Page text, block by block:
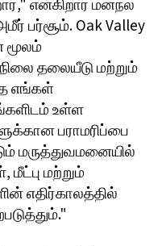
என்கிறார் மனநல
பர்சூம். Oak Valley
மூலம்
தலையீடு மற்றும்
எங்கள்
உள்ள
பராமரிப்பை
மருத்துவமனையில்
மீட்பு மற்றும்
எதிர்காலத்தில்